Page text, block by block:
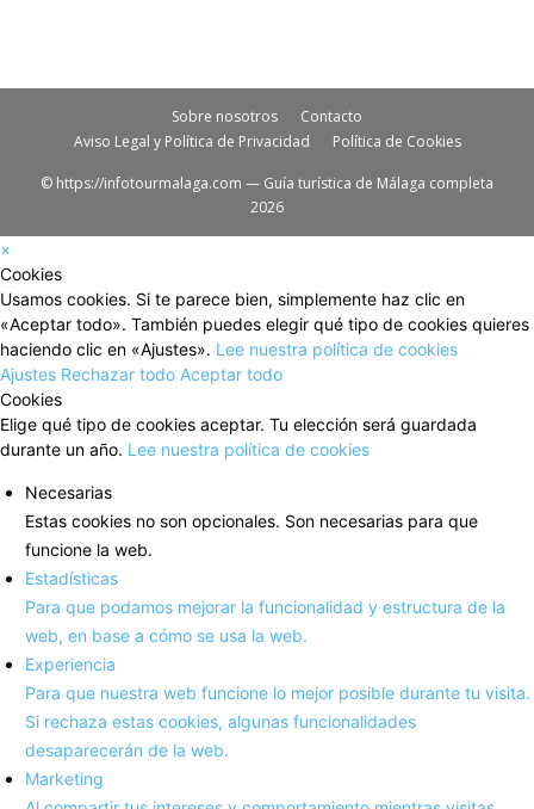
Sobre nosotros
Contacto
Aviso Legal y Política de Privacidad
Política de Cookies
© https://infotourmalaga.com — Guía turística de Málaga completa
2026
×
Cookies
Usamos cookies. Si te parece bien, simplemente haz clic en
«Aceptar todo». También puedes elegir qué tipo de cookies quieres
haciendo clic en «Ajustes». Lee nuestra política de cookies
Ajustes Rechazar todo Aceptar todo
Cookies
Elige qué tipo de cookies aceptar. Tu elección será guardada
durante un año. Lee nuestra política de cookies
Necesarias
Estas cookies no son opcionales. Son necesarias para que
funcione la web.
Estadísticas
Para que podamos mejorar la funcionalidad y estructura de la
web, en base a cómo se usa la web.
Experiencia
Para que nuestra web funcione lo mejor posible durante tu visita.
Si rechaza estas cookies, algunas funcionalidades
desaparecerán de la web.
Marketing